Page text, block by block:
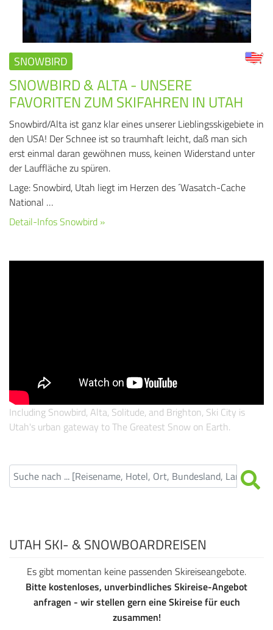
SNOWBIRD
SNOWBIRD & ALTA - UNSERE
FAVORITEN ZUM SKIFAHREN IN UTAH
Snowbird/Alta ist ganz klar eines unserer Lieblingsskigebiete in
den USA! Der Schnee ist so traumhaft leicht, daß man sich
erst einmal daran gewöhnen muss, keinen Widerstand unter
der Lauffläche zu spüren.
Lage: Snowbird, Utah liegt im Herzen des ´Wasatch-Cache
National …
Detail-Infos Snowbird »
Including Snowbird, Alta, Solitude, and Brighton, Ski City is
Utah's urban gateway to The Greatest Snow on Earth.
UTAH SKI- & SNOWBOARDREISEN
Es gibt momentan keine passenden Skireiseangebote.
Bitte kostenloses, unverbindliches Skireise-Angebot
anfragen - wir stellen gern eine Skireise für euch
zusammen!